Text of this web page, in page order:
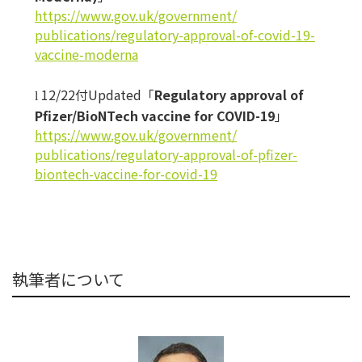
https://www.gov.uk/government/
publications/regulatory-approval-of-covid-19-
vaccine-moderna
l 12/22付Updated「Regulatory approval of
Pfizer/BioNTech vaccine for COVID-19」
https://www.gov.uk/government/
publications/regulatory-approval-of-pfizer-
biontech-vaccine-for-covid-19
執筆者について